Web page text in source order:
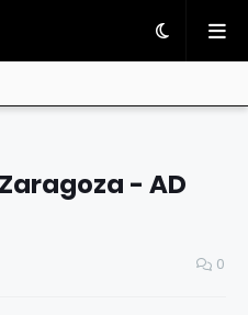
- AD
0